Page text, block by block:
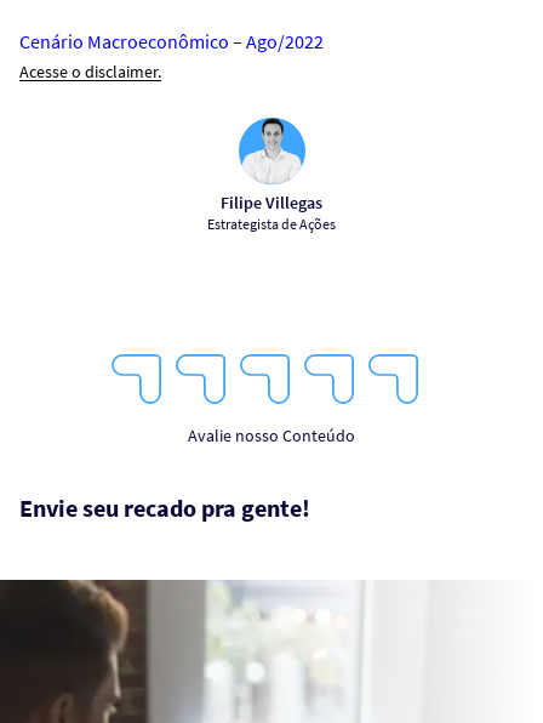
Cenário Macroeconômico – Ago/2022
Acesse o disclaimer.
Filipe Villegas
Estrategista de Ações
Stars Stars
Avalie nosso Conteúdo
Envie seu recado pra gente!